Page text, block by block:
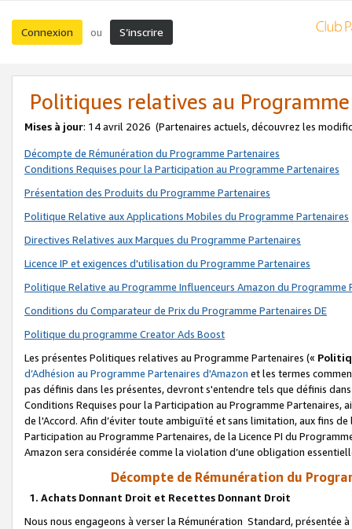
Connexion ou S’inscrire
Politiques relatives au
Mises à jour: 14 avril 2026 (Partenaires actuels, découvrez les
Décompte de Rémunération du Programme Partenaires
Conditions Requises pour la Participation au Programme Partenaires
Présentation des Produits du Programme Partenaires
Politique Relative aux Applications Mobiles du Programme Partenaires
Directives Relatives aux Marques du Programme Partenaires
Licence IP et exigences d'utilisation du Programme Partenaires
Politique Relative au Programme Influenceurs Amazon du Programme
Conditions du Comparateur de Prix du Programme Partenaires DE
Politique du programme Creator Ads Boost
Les présentes Politiques relatives au Programme Partenaires («
d’Adhésion au Programme Partenaires d'Amazon et les termes
pas définis dans les présentes, devront s'entendre tels que définis
Conditions Requises pour la Participation au Programme Partenaires,
de l'Accord. Afin d’éviter toute ambiguïté et sans limitation, aux fins
Participation au Programme Partenaires, de la Licence PI du
Amazon sera considérée comme la violation d’une obligation
Décompte de Rémunération du
1. Achats Donnant Droit et Recettes Donnant Droit
Nous nous engageons à verser la Rémunération Standard, présentée